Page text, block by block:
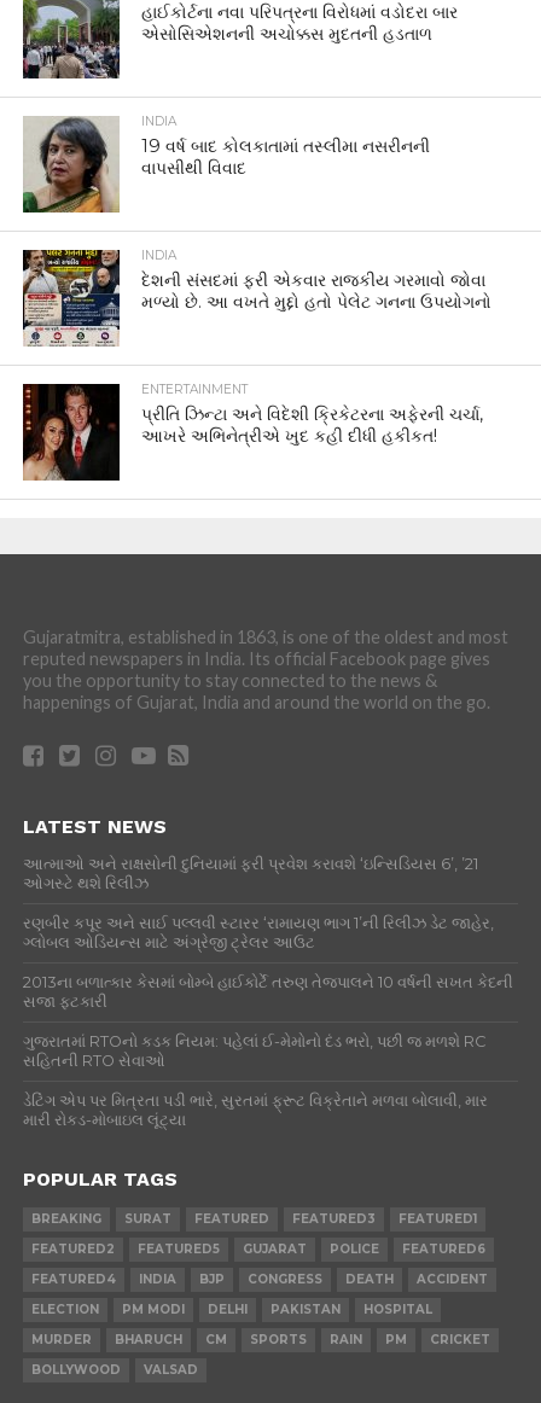
હાઈકોર્ટના નવા પરિપત્રના વિરોધમાં વડોદરા બાર
એસોસિએશનની અચોક્કસ મુદતની હડતાળ
INDIA
19 વર્ષ બાદ કોલકાતામાં તસ્લીમા નસરીનની
વાપસીથી વિવાદ
INDIA
દેશની સંસદમાં ફરી એકવાર રાજકીય ગરમાવો જોવા
મળ્યો છે. આ વખતે મુદ્દો હતો પેલેટ ગનના ઉપયોગનો
ENTERTAINMENT
પ્રીતિ ઝિન્ટા અને વિદેશી ક્રિકેટરના અફેરની ચર્ચા,
આખરે અભિનેત્રીએ ખુદ કહી દીધી હકીકત!
Gujaratmitra, established in 1863, is one of the oldest and most
reputed newspapers in India. Its official Facebook page gives
you the opportunity to stay connected to the news &
happenings of Gujarat, India and around the world on the go.
LATEST NEWS
આત્માઓ અને રાક્ષસોની દુનિયામાં ફરી પ્રવેશ કરાવશે ‘ઇન્સિડિયસ 6’, ’21
ઓગસ્ટે થશે રિલીઝ
રણબીર કપૂર અને સાઈ પલ્લવી સ્ટારર ‘રામાયણ ભાગ 1’ની રિલીઝ ડેટ જાહેર,
ગ્લોબલ ઓડિયન્સ માટે અંગ્રેજી ટ્રેલર આઉટ
2013ના બળાત્કાર કેસમાં બોમ્બે હાઈકોર્ટે તરુણ તેજપાલને 10 વર્ષની સખત કેદની
સજા ફટકારી
ગુજરાતમાં RTOનો કડક નિયમ: પહેલાં ઈ-મેમોનો દંડ ભરો, પછી જ મળશે RC
સહિતની RTO સેવાઓ
ડેટિંગ એપ પર મિત્રતા પડી ભારે, સુરતમાં ફ્રૂટ વિક્રેતાને મળવા બોલાવી, માર
મારી રોકડ-મોબાઇલ લૂંટ્યા
POPULAR TAGS
BREAKING SURAT FEATURED FEATURED3
FEATURED1
FEATURED2
FEATURED5 GUJARAT POLICE
FEATURED6
FEATURED4
INDIA BJP CONGRESS DEATH
ACCIDENT
ELECTION
PM MODI DELHI PAKISTAN
HOSPITAL
MURDER
BHARUCH CM SPORTS RAIN PM
CRICKET
BOLLYWOOD
VALSAD